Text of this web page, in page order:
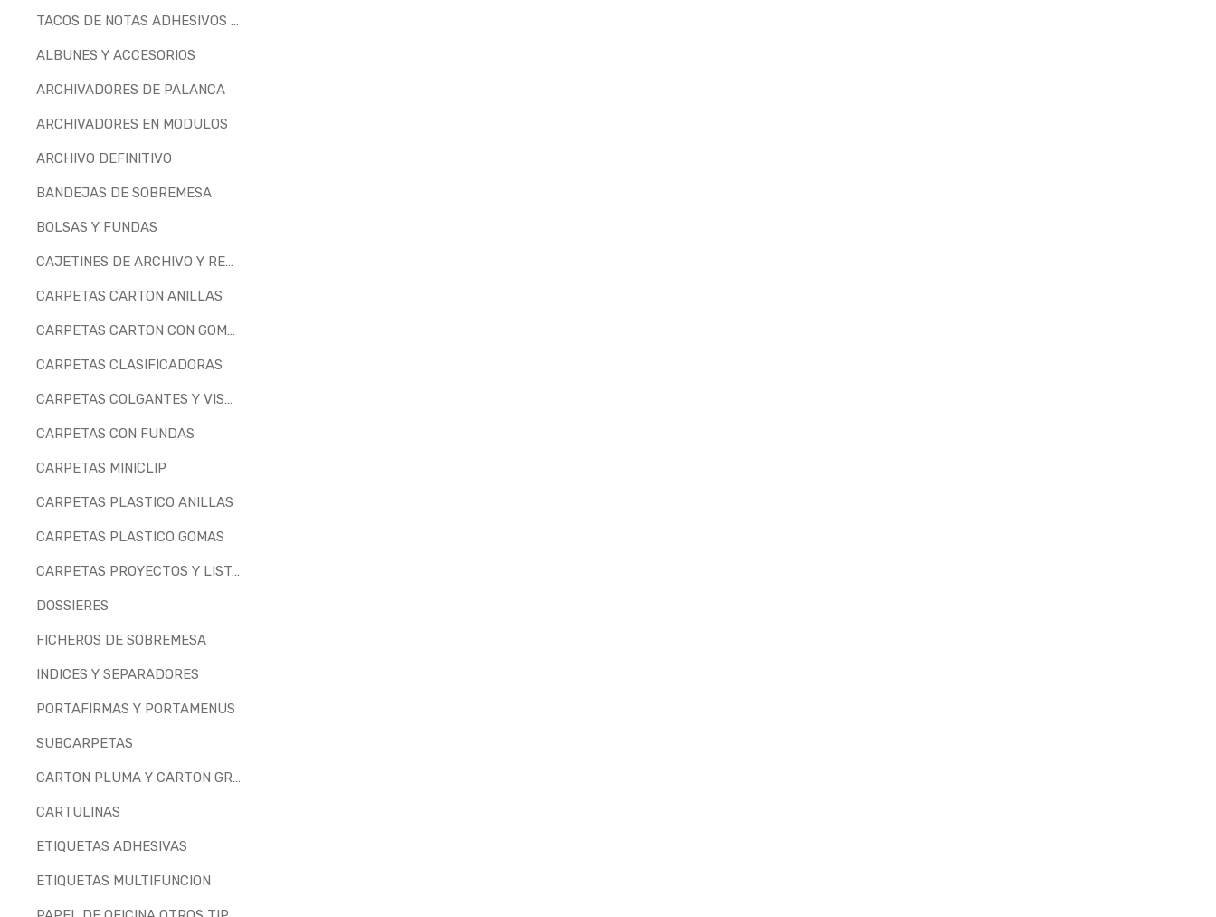
TACOS DE NOTAS ADHESIVOS Y ENCOLADOS
ALBUNES Y ACCESORIOS
ARCHIVADORES DE PALANCA
ARCHIVADORES EN MODULOS
ARCHIVO DEFINITIVO
BANDEJAS DE SOBREMESA
BOLSAS Y FUNDAS
CAJETINES DE ARCHIVO Y REVISTEROS
CARPETAS CARTON ANILLAS
CARPETAS CARTON CON GOMAS
CARPETAS CLASIFICADORAS
CARPETAS COLGANTES Y VISORES
CARPETAS CON FUNDAS
CARPETAS MINICLIP
CARPETAS PLASTICO ANILLAS
CARPETAS PLASTICO GOMAS
CARPETAS PROYECTOS Y LISTADOS
DOSSIERES
FICHEROS DE SOBREMESA
INDICES Y SEPARADORES
PORTAFIRMAS Y PORTAMENUS
SUBCARPETAS
CARTON PLUMA Y CARTON GRIS
CARTULINAS
ETIQUETAS ADHESIVAS
ETIQUETAS MULTIFUNCION